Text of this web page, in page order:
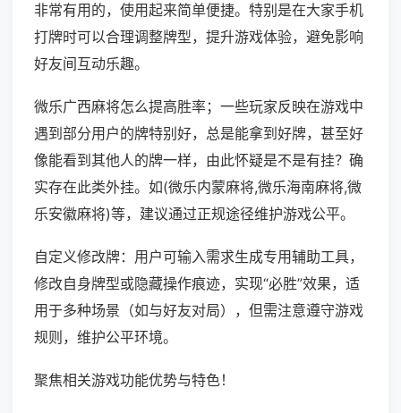
非常有用的，使用起来简单便捷。特别是在大家手机
打牌时可以合理调整牌型，提升游戏体验，避免影响
好友间互动乐趣。
微乐广西麻将怎么提高胜率；一些玩家反映在游戏中
遇到部分用户的牌特别好，总是能拿到好牌，甚至好
像能看到其他人的牌一样，由此怀疑是不是有挂？确
实存在此类外挂。如(微乐内蒙麻将,微乐海南麻将,微
乐安徽麻将)等，建议通过正规途径维护游戏公平。
自定义修改牌：用户可输入需求生成专用辅助工具，
修改自身牌型或隐藏操作痕迹，实现“必胜”效果，适
用于多种场景（如与好友对局），但需注意遵守游戏
规则，维护公平环境。
聚焦相关游戏功能优势与特色！